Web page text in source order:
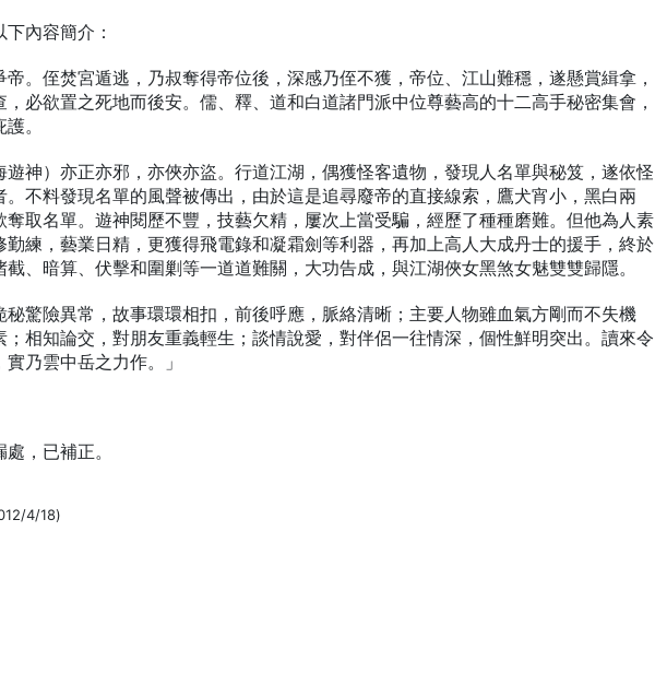
內容簡介：
帝。侄焚宮遁逃，乃叔奪得帝位後，深感乃侄不獲，帝位、江山難穩，遂懸賞緝拿，
必欲置之死地而後安。儒、釋、道和白道諸門派中位尊藝高的十二高手秘密集會，
。
遊神）亦正亦邪，亦俠亦盜。行道江湖，偶獲怪客遺物，發現人名單與秘笈，遂依怪
不料發現名單的風聲被傳出，由於這是追尋廢帝的直接線索，鷹犬宵小，黑白兩
取名單。遊神閱歷不豐，技藝欠精，屢次上當受騙，經歷了種種磨難。但他為人素
練，藝業日精，更獲得飛電錄和凝霜劍等利器，再加上高人大成丹士的援手，終於
、暗算、伏擊和圍剿等一道道難關，大功告成，與江湖俠女黑煞女魅雙雙歸隱。
秘驚險異常，故事環環相扣，前後呼應，脈絡清晰；主要人物雖血氣方剛而不失機
；相知論交，對朋友重義輕生；談情說愛，對伴侶一往情深，個性鮮明突出。讀來令
乃雲中岳之力作。」
，已補正。
4/18)